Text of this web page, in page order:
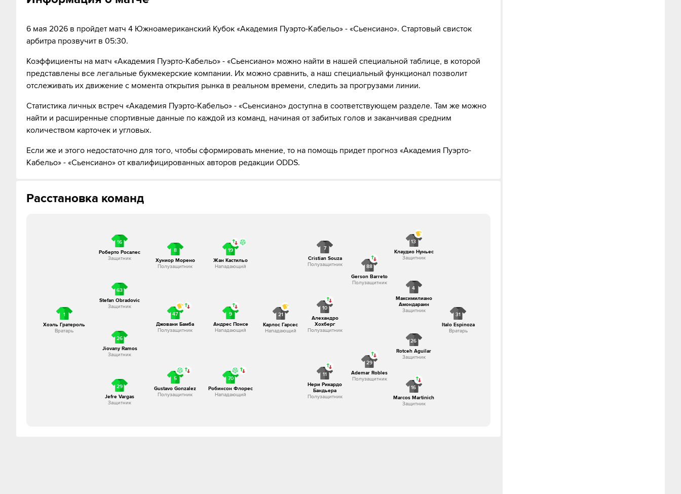
80´ Замена "Академия Пуэрто-Кабельо": Джовани Бамба ↔ Pablo Lima
80´ Замена "Сьенсиано": Алехандро Хохберг ↔ Ray Sandoval
86´ Игрок "Сьенсиано" Клаудио Нуньес получает жёлтую карточку
88´ Замена "Академия Пуэрто-Кабельо": Gustavo Gonzalez ↔ Geremias Melendez
6 мая 2026 в пройдет матч 4 Южноамериканский Кубок «Академия Пуэрто-Кабельо» - «Сьенсиано». Стартовый свисток
арбитра прозвучит в 05:30.
Коэффициенты на матч «Академия Пуэрто-Кабельо» - «Сьенсиано» можно найти в нашей специальной таблице, в которой
представлены все легальные букмекерские компании. Их можно сравнить, а наш специальный функционал позволит
отслеживать их движение с момента открытия рынка в реальном времени, следить за прогрузами линии.
Статистика личных встреч «Академия Пуэрто-Кабельо» - «Сьенсиано» доступна в соответствующем разделе. Там же можно
найти и расширенные спортивные данные по каждой из команд, начиная от забитых голов и заканчивая средним
количеством карточек и угловых.
Если же и этого недостаточно для того, чтобы сформировать мнение, то на помощь придет прогноз «Академия Пуэрто-
Кабельо» - «Сьенсиано» от квалифицированных авторов редакции ODDS.
Расстановка команд
1
Хоэль Гратероль
Вратарь
16
Роберто Росалес
Защитник
63
Stefan Obradovic
Защитник
26
Jiovany Ramos
Защитник
29
Jefre Vargas
Защитник
8
Хуниор Морено
Полузащитник
47
Джовани Бамба
Полузащитник
5
Gustavo Gonzalez
Полузащитник
19
Жан Кастильо
Нападающий
9
Андрес Понсе
Нападающий
70
Робинсон Флорес
Нападающий
31
Italo Espinoza
Вратарь
13
Клаудио Нуньес
Защитник
4
Максимилиано
Амондараин
Защитник
26
Rotceh Aguilar
Защитник
16
Marcos Martinich
Защитник
88
Gerson Barreto
Полузащитник
29
Ademar Robles
Полузащитник
7
Cristian Souza
Полузащитник
10
Алехандро
Хохберг
Полузащитник
11
Нери Рикардо
Бандьера
Полузащитник
21
Карлос Гарсес
Нападающий